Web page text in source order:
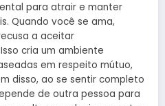
para atrair e manter
Quando você se ama,
a aceitar
cria um ambiente
em respeito mútuo,
disso, ao se sentir completo
de outra pessoa para